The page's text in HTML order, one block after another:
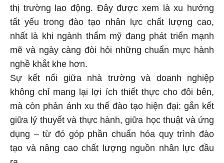
thị trường lao động. Đây được xem là xu hướng
tất yếu trong đào tạo nhân lực chất lượng cao,
nhất là khi ngành thẩm mỹ đang phát triển mạnh
mẽ và ngày càng đòi hỏi những chuẩn mực hành
nghề khắt khe hơn.
Sự kết nối giữa nhà trường và doanh nghiệp
không chỉ mang lại lợi ích thiết thực cho đôi bên,
mà còn phản ánh xu thế đào tạo hiện đại: gắn kết
giữa lý thuyết và thực hành, giữa học thuật và ứng
dụng – từ đó góp phần chuẩn hóa quy trình đào
tạo và nâng cao chất lượng nguồn nhân lực đầu